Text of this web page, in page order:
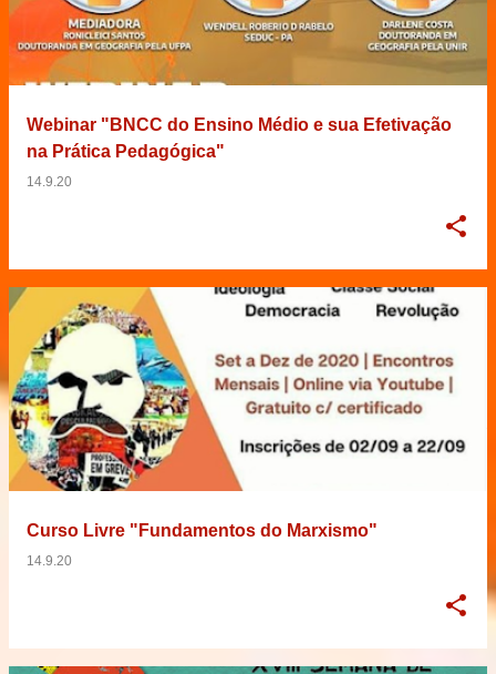
Webinar "BNCC do Ensino Médio e sua Efetivação
na Prática Pedagógica"
14.9.20
Curso Livre "Fundamentos do Marxismo"
14.9.20